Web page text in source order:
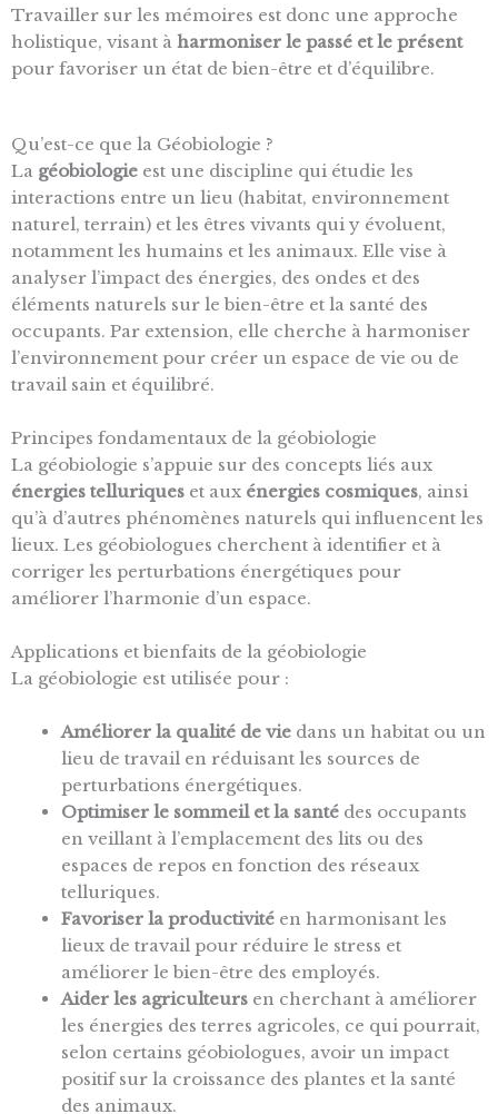
Travailler sur les mémoires est donc une approche
holistique, visant à harmoniser le passé et le présent
pour favoriser un état de bien-être et d’équilibre.
Qu’est-ce que la Géobiologie ?
La géobiologie est une discipline qui étudie les
interactions entre un lieu (habitat, environnement
naturel, terrain) et les êtres vivants qui y évoluent,
notamment les humains et les animaux. Elle vise à
analyser l’impact des énergies, des ondes et des
éléments naturels sur le bien-être et la santé des
occupants. Par extension, elle cherche à harmoniser
l’environnement pour créer un espace de vie ou de
travail sain et équilibré.
Principes fondamentaux de la géobiologie
La géobiologie s’appuie sur des concepts liés aux
énergies telluriques et aux énergies cosmiques, ainsi
qu’à d’autres phénomènes naturels qui influencent les
lieux. Les géobiologues cherchent à identifier et à
corriger les perturbations énergétiques pour
améliorer l’harmonie d’un espace.
Applications et bienfaits de la géobiologie
La géobiologie est utilisée pour :
Améliorer la qualité de vie dans un habitat ou un
lieu de travail en réduisant les sources de
perturbations énergétiques.
Optimiser le sommeil et la santé des occupants
en veillant à l’emplacement des lits ou des
espaces de repos en fonction des réseaux
telluriques.
Favoriser la productivité en harmonisant les
lieux de travail pour réduire le stress et
améliorer le bien-être des employés.
Aider les agriculteurs en cherchant à améliorer
les énergies des terres agricoles, ce qui pourrait,
selon certains géobiologues, avoir un impact
positif sur la croissance des plantes et la santé
des animaux.